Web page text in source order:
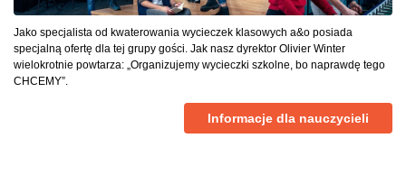
Jako specjalista od kwaterowania wycieczek klasowych a&o posiada
specjalną ofertę dla tej grupy gości. Jak nasz dyrektor Olivier Winter
wielokrotnie powtarza: „Organizujemy wycieczki szkolne, bo naprawdę tego
CHCEMY”.
Informacje dla nauczycieli